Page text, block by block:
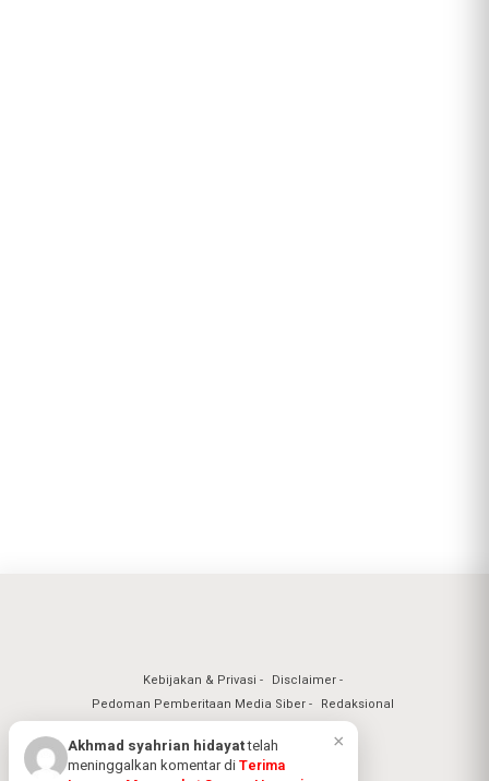
Kebijakan & Privasi
Disclaimer
Pedoman Pemberitaan Media Siber
Redaksional